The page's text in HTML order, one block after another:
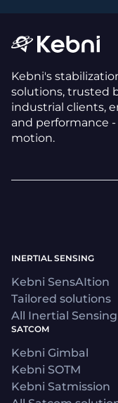
Kebni's
solutions, trusted
industrial clients,
and performance
motion.
INERTIAL SENSING
Kebni SensAItion
Tailored solutions
All Inertial
SATCOM
Kebni Gimbal
Kebni SOTM
Kebni Satmission